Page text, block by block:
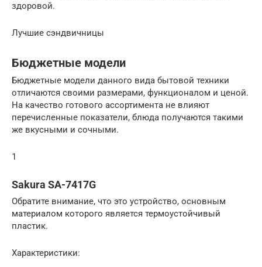
здоровой.
Лучшие сэндвичницы
Бюджетные модели
Бюджетные модели данного вида бытовой техники
отличаются своими размерами, функционалом и ценой.
На качество готового ассортимента не влияют
перечисленные показатели, блюда получаются такими
же вкусными и сочными.
1
Sakura SA-7417G
Обратите внимание, что это устройство, основным
материалом которого является термоустойчивый
пластик.
Характеристики: